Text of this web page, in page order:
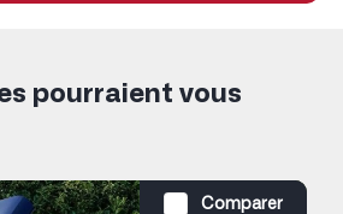
pourraient vous
Comparer